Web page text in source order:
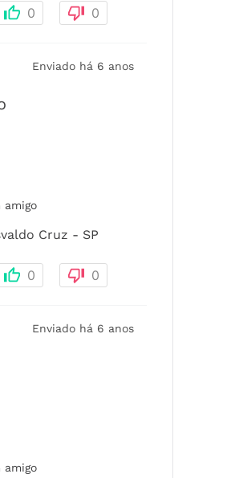
0 0
Enviado há 6 anos
amigo
Cruz - SP
0 0
Enviado há 6 anos
amigo